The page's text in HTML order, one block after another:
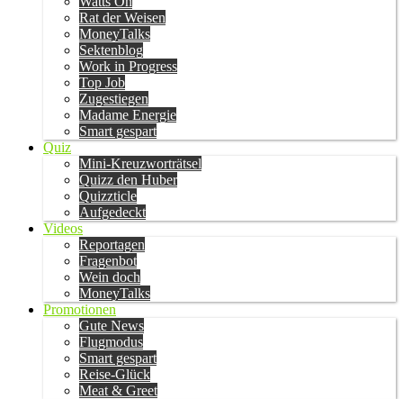
Rat der Weisen
MoneyTalks
Sektenblog
Work in Progress
Top Job
Zugestiegen
Madame Energie
Smart gespart
Quiz
Mini-Kreuzworträtsel
Quizz den Huber
Quizzticle
Aufgedeckt
Videos
Reportagen
Fragenbot
Wein doch
MoneyTalks
Promotionen
Gute News
Flugmodus
Smart gespart
Reise-Glück
Meat & Greet